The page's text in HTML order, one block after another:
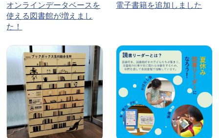
オンラインデータベースを
使える図書館が増えまし
た！
電子書籍を追加しました